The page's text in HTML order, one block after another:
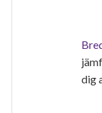
dig